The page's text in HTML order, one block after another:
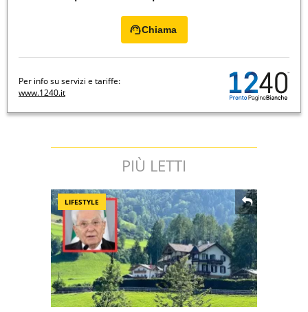
Chiama
Per info su servizi e tariffe:
www.1240.it
PIÙ LETTI
LIFESTYLE